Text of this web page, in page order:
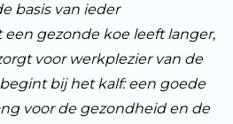
basis van ieder
gezonde koe leeft langer,
voor werkplezier van de
bij het kalf: een goede
voor de gezondheid en de